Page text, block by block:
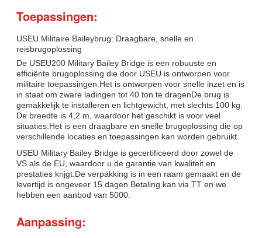
Toepassingen:
USEU Militaire Baileybrug: Draagbare, snelle en
reisbrugoplossing
De USEU200 Military Bailey Bridge is een robuuste en
efficiënte brugoplossing die door USEU is ontworpen voor
militaire toepassingen.Het is ontworpen voor snelle inzet en is
in staat om zware ladingen tot 40 ton te dragenDe brug is
gemakkelijk te installeren en lichtgewicht, met slechts 100 kg.
De breedte is 4,2 m, waardoor het geschikt is voor veel
situaties.Het is een draagbare en snelle brugoplossing die op
verschillende locaties en toepassingen kan worden gebruikt.
USEU Military Bailey Bridge is gecertificeerd door zowel de
VS als de EU, waardoor u de garantie van kwaliteit en
prestaties krijgt.De verpakking is in een raam gemaakt en de
levertijd is ongeveer 15 dagen.Betaling kan via TT en we
hebben een aanbod van 5000.
Aanpassing: